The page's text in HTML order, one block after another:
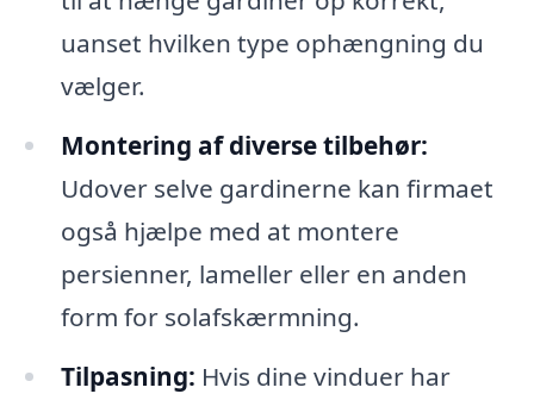
uanset hvilken type ophængning du
vælger.
Montering af diverse tilbehør:
Udover selve gardinerne kan firmaet
også hjælpe med at montere
persienner, lameller eller en anden
form for solafskærmning.
Tilpasning: Hvis dine vinduer har